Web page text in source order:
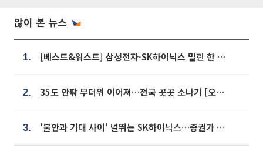
많이 본 뉴스
1. [베스트&워스트] 삼성전자·SK하이닉스 밀린 한 주…상상인증권은 85% 급등
2. 35도 안팎 무더위 이어져…전국 곳곳 소나기 [오늘 날씨]
3. '불안과 기대 사이' 널뛰는 SK하이닉스…증권가 "HBM4·LTA 기반 펀터멘털 견고"